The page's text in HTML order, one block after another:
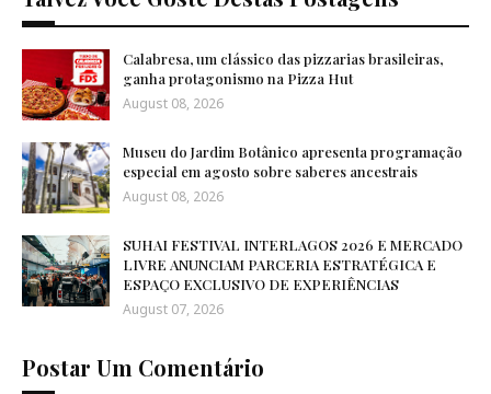
Calabresa, um clássico das pizzarias brasileiras,
ganha protagonismo na Pizza Hut
August 08, 2026
Museu do Jardim Botânico apresenta programação
especial em agosto sobre saberes ancestrais
August 08, 2026
SUHAI FESTIVAL INTERLAGOS 2026 E MERCADO
LIVRE ANUNCIAM PARCERIA ESTRATÉGICA E
ESPAÇO EXCLUSIVO DE EXPERIÊNCIAS
August 07, 2026
Postar Um Comentário